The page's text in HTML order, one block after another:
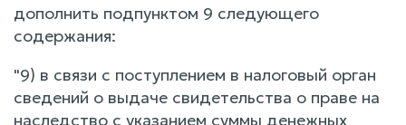
дополнить подпунктом 9 следующего
содержания:
"9) в связи с поступлением в налоговый орган
сведений о выдаче свидетельства о праве на
наследство с указанием суммы денежных